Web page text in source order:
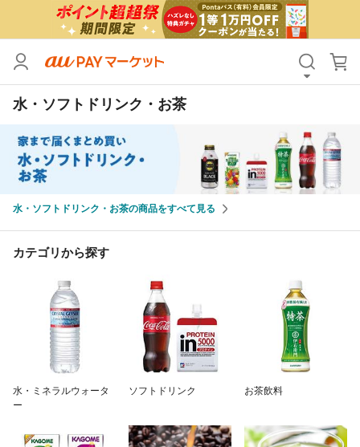
水・ソフトドリンク・お茶
水・ソフトドリンク・お茶の商品をすべて見る
カテゴリから探す
水・ミネラルウォータ
ー
ソフトドリンク お茶飲料
カテゴリ すべて
価格
支払い方法 すべて
その他の条件
送料無料 タイムセール
Pontaパス特典対象すべて
キーワード
除外ワード